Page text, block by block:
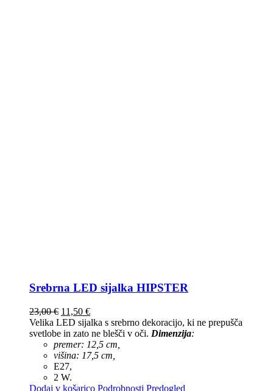
Srebrna LED sijalka HIPSTER
23,00€ 11,50 €
Velika LED sijalka s srebrno dekoracijo, ki ne prepušča
svetlobe in zato ne blešči v oči. Dimenzija:
premer: 12,5 cm,
višina: 17,5 cm,
E27,
2 W.
Dodaj v košarico Podrobnosti Predogled